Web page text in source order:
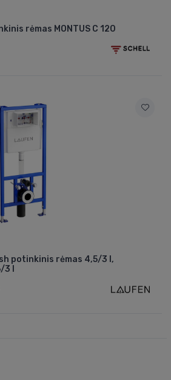
rėmas MONTUS C 120
potinkinis rėmas 4,5/3 l,
3 l